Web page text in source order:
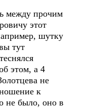
между прочим
этот
шутку
тут
этом, а 4
не
к
не было, оно в